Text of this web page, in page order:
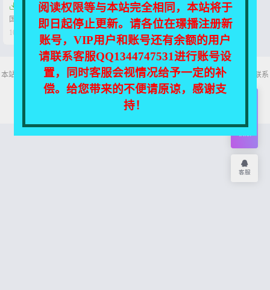

【网红主播】100472 吴智林 韩
国高颜极品身材 性感热舞节选
【29V-4.58G】
10个月前  0  19
本站所有资源均收集自互联网，仅供个人欣赏交流，如不慎侵犯了您的权益，请联系
我们，我们将尽快处理！
Copyright © 2026 舞主播
阅读权限等与本站完全相同，本站将于
即日起停止更新。请各位在璟播注册新
账号，VIP用户和账号还有余额的用户
请联系客服QQ1344747531进行账号设
置，同时客服会视情况给予一定的补
偿。给您带来的不便请原谅，感谢支
持！
会员
客服